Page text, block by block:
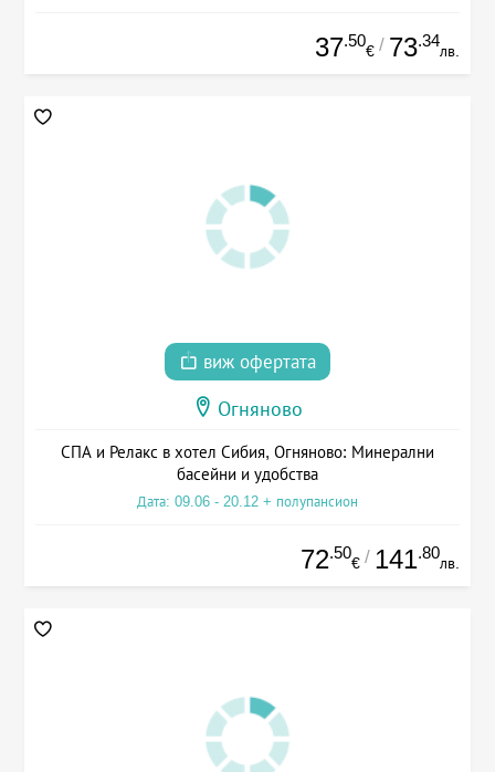
37.50
€ / 73.34
лв.
виж офертата
Огняново
СПА и Релакс в хотел Сибия, Огняново: Минерални
басейни и удобства
Дата: 09.06 - 20.12 + полупансион
72.50
€ / 141.80
лв.